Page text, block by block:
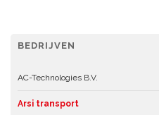
BEDRIJVEN
AC-Technologies B.V.
Arsi transport